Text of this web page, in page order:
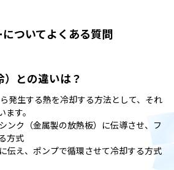
ついてよくある質問
）との違いは？
発生する熱を冷却する方法として、それ
す。
ンク（金属製の放熱板）に伝導させ、フ
方式
伝え、ポンプで循環させて冷却する方式